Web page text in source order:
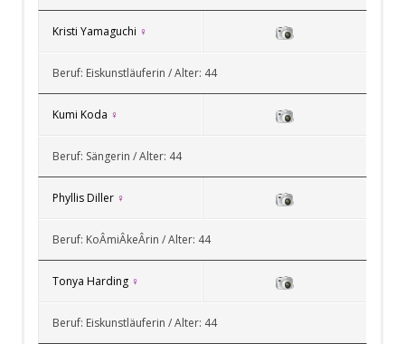
Kristi Yamaguchi ♀
Beruf: Eiskunstläuferin / Alter: 44
Kumi Koda ♀
Beruf: Sängerin / Alter: 44
Phyllis Diller ♀
Beruf: KoÂ­miÂ­keÂ­rin / Alter: 44
Tonya Harding ♀
Beruf: Eiskunstläuferin / Alter: 44